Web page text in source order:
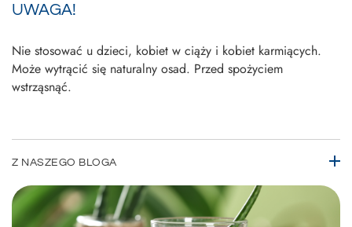
UWAGA!
Nie stosować u dzieci, kobiet w ciąży i kobiet karmiących.
Może wytrącić się naturalny osad. Przed spożyciem
wstrząsnąć.
Z NASZEGO BLOGA